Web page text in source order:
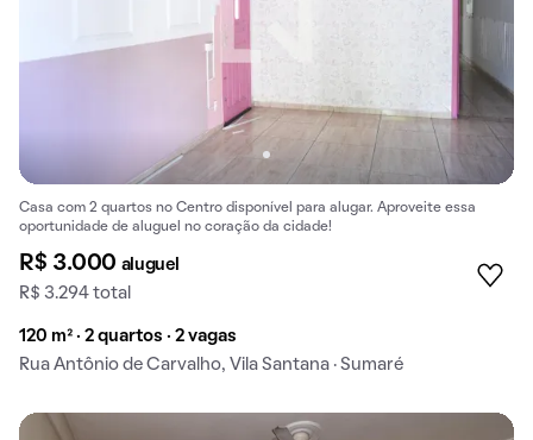
Casa com 2 quartos no Centro disponível para alugar. Aproveite essa
oportunidade de aluguel no coração da cidade!
R$ 3.000 aluguel
R$ 3.294 total
120 m² · 2 quartos · 2 vagas
Rua Antônio de Carvalho, Vila Santana · Sumaré